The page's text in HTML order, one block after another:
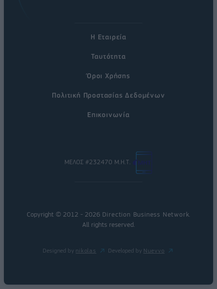
Η Εταιρεία
Ταυτότητα
Όροι Χρήσης
Πολιτική Προστασίας Δεδομένων
Επικοινωνία
ΜΕΛΟΣ #232470 Μ.Η.Τ.
Copyright © 2012 - 2026 Direction Business Network.
All rights reserved.
Designed by nikolas Developed by Nuevvo